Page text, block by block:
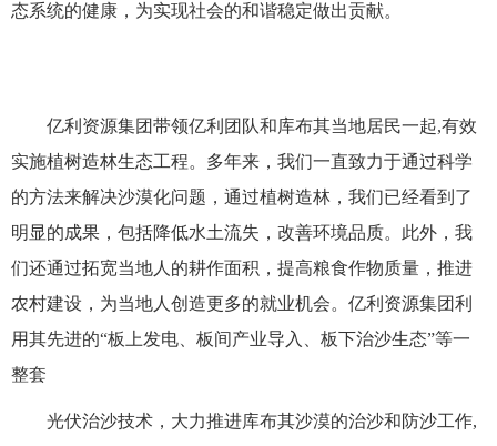
态系统的健康，为实现社会的和谐稳定做出贡献。
亿利资源集团带领亿利团队和库布其当地居民一起,有效
实施植树造林生态工程。多年来，我们一直致力于通过科学
的方法来解决沙漠化问题，通过植树造林，我们已经看到了
明显的成果，包括降低水土流失，改善环境品质。此外，我
们还通过拓宽当地人的耕作面积，提高粮食作物质量，推进
农村建设，为当地人创造更多的就业机会。亿利资源集团利
用其先进的“板上发电、板间产业导入、板下治沙生态”等一
整套
光伏治沙技术，大力推进库布其沙漠的治沙和防沙工作,